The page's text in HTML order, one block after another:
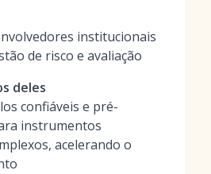
institucionais
de risco e avaliação
deles
confiáveis e pré-
instrumentos
acelerando o